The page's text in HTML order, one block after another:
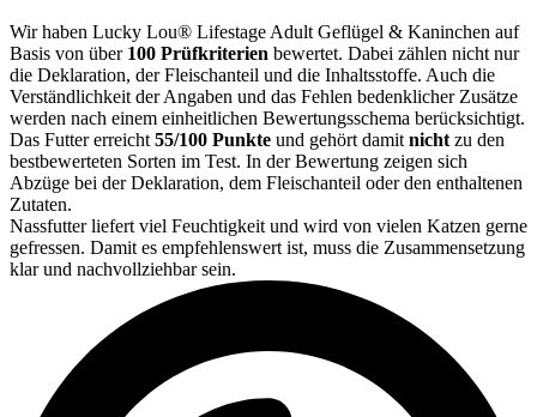
Wir haben Lucky Lou® Lifestage Adult Geflügel & Kaninchen auf
Basis von über 100 Prüfkriterien bewertet. Dabei zählen nicht nur
die Deklaration, der Fleischanteil und die Inhaltsstoffe. Auch die
Verständlichkeit der Angaben und das Fehlen bedenklicher Zusätze
werden nach einem einheitlichen Bewertungsschema berücksichtigt.
Das Futter erreicht 55/100 Punkte und gehört damit nicht zu den
bestbewerteten Sorten im Test. In der Bewertung zeigen sich
Abzüge bei der Deklaration, dem Fleischanteil oder den enthaltenen
Zutaten.
Nassfutter liefert viel Feuchtigkeit und wird von vielen Katzen gerne
gefressen. Damit es empfehlenswert ist, muss die Zusammensetzung
klar und nachvollziehbar sein.